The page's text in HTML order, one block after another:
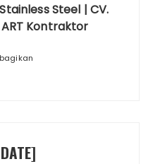
Steel | CV.
ART Kontraktor